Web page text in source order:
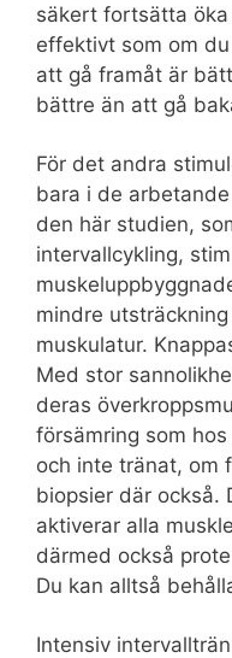
säkert fortsätta
effektivt som om
att gå framåt är
bättre än att gå
För det andra
bara i de
den här studien,
intervallcykling,
mindre
muskulatur.
Med stor
deras
försämring som
och inte tränat, om
biopsier där också.
aktiverar alla
därmed också
Du kan alltså
Intensiv